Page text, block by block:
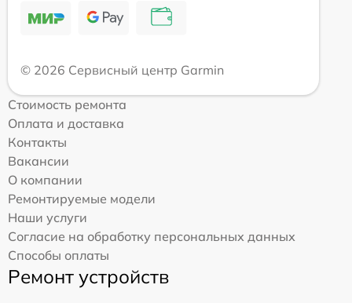
© 2026 Сервисный центр Garmin
Стоимость ремонта
Оплата и доставка
Контакты
Вакансии
О компании
Ремонтируемые модели
Наши услуги
Согласие на обработку персональных данных
Способы оплаты
Ремонт устройств